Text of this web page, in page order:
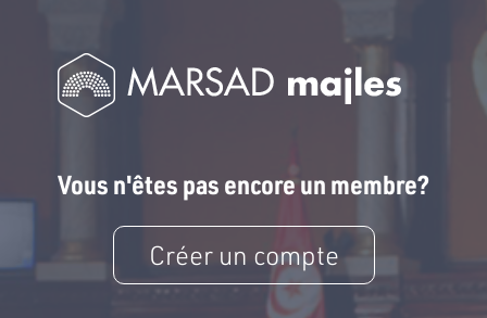
Vous n'êtes pas encore un membre?
Créer un compte